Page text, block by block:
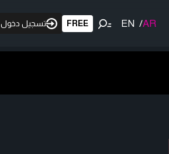
AR
/
EN
FREE تسجيل دخول